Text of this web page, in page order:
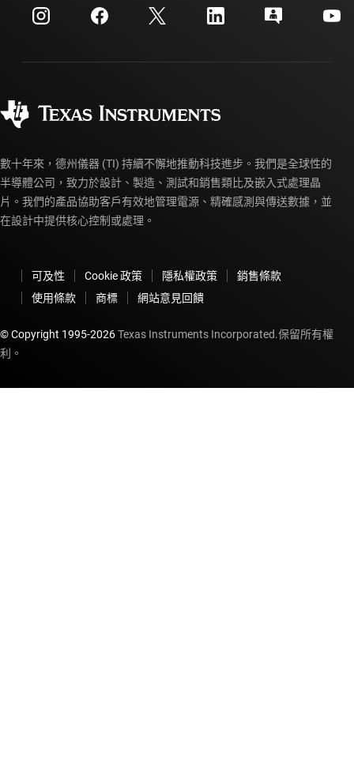
投資人關系
客戶支援中心
myTI 帳戶常見問題解答
訂購 FAQ
數十年來，德州儀器 (TI) 持續不懈地推動科技進步。我們是全球性的
半導體公司，致力於設計、製造、測試和銷售類比及嵌入式處理晶
片。我們的產品協助客戶有效地管理電源、精確感測與傳送數據，並
在設計中提供核心控制或處理。
可及性 Cookie 政策 隱私權政策
銷售條款
使用條款
商標 網站意見回饋
© Copyright 1995-2026Texas Instruments Incorporated.保留所有權
利。